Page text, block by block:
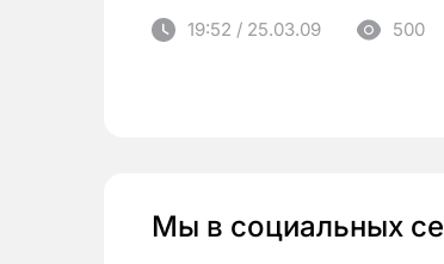
19:52 / 25.03.09 500
Мы в социальных